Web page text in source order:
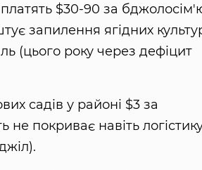
$30-90 за
запилення ягідних
(цього року через дефіцит
садів у районі $3 за
покриває навіть